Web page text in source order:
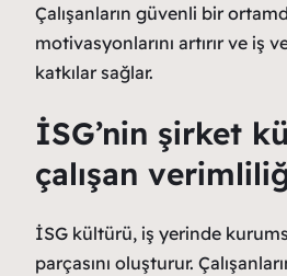
Çalışanların güvenli bir
motivasyonlarını artırır ve iş
katkılar sağlar.
İSG’nin şirket
çalışan
İSG kültürü, iş yerinde
parçasını oluşturur.